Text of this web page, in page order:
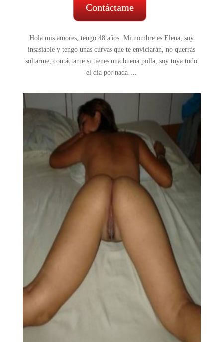
Contáctame
Hola mis amores, tengo 48 años. Mi nombre es Elena, soy
insasiable y tengo unas curvas que te enviciarán, no querrás
soltarme, contáctame si tienes una buena polla, soy tuya todo
el día por nada….